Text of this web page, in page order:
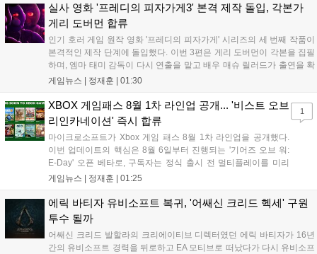
유저 피드백을 적극 수용해 지속적인 업데이트를 약속한 이번 조
치가 게임의 평가를 반전시킬 수 있을지 주목된다....
실사 영화 '프레디의 피자가게3' 본격 제작 돌입, 각본가
게리 도버먼 합류
인기 호러 게임 원작 영화 '프레디의 피자가게' 시리즈의 세 번째 작품이
본격적인 제작 단계에 돌입했다. 이번 3편은 게리 도버먼이 각본을 집필
하며, 엠마 태미 감독이 다시 연출을 맡고 배우 매슈 릴러드가 출연을 확
정했다. 제작은 블룸하우스와 유니버설 픽처스가 담당한다. 다만 조시
되지 않았으며, 향후 제작진의 공식 발표를 통해 세부 사항이 공개될 예
정이다....
게임뉴스 | 정재훈 01:30
XBOX 게임패스 8월 1차 라인업 공개... '비스트 오브
리인카네이션' 즉시 합류
마이크로소프트가 Xbox 게임 패스 8월 1차 라인업을 공개했다.
이번 업데이트의 핵심은 8월 6일부터 진행되는 '기어즈 오브 워:
E-Day' 오픈 베타로, 구독자는 정식 출시 전 멀티플레이를 미리
체험할 수 있다. 또한 '비스트 오브 리인카네이션' 등 신작들이 출
차적으로 합류한다. 마이크로소프트는 게임 패스를 통해 최신 퍼
스트파티 타이틀과 다양한 장르의 게임을 콘솔, PC, 클라우드 환
경에서 폭넓게 제공하며 생태계를 확장할 계획이다....
게임뉴스 | 정재훈 01:25
1
에릭 바티자 유비소프트 복귀, '어쌔신 크리드 헥세' 구원
투수 될까
어쌔신 크리드 발할라의 크리에이티브 디렉터였던 에릭 바티자가 16년
간의 유비소프트 경력을 뒤로하고 EA 모티브로 떠났다가 다시 유비소프